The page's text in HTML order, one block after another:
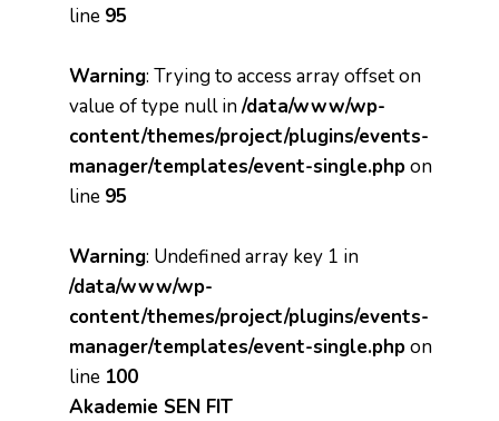
line 95
Warning: Trying to access array offset on
value of type null in/data/www/wp-
content/themes/project/plugins/events-
manager/templates/event-single.phpon
line 95
Warning: Undefined array key 1 in
/data/www/wp-
content/themes/project/plugins/events-
manager/templates/event-single.phpon
line 100
Akademie SEN FIT